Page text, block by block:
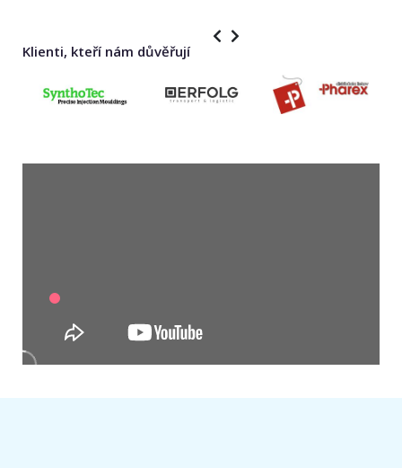
Klienti, kteří nám důvěřují